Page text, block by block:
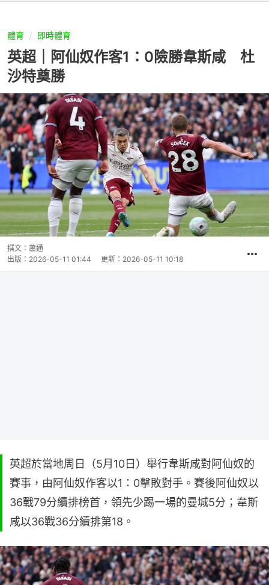
體育 即時體育
英超｜阿仙奴作客1：0險勝韋斯咸 杜
沙特奠勝
撰文： 蕭通
出版： 2026-05-11 01:44 更新： 2026-05-11 10:18
英超於當地周日（5月10日）舉行韋斯咸對阿仙奴的
賽事，由阿仙奴作客以1：0擊敗對手。賽後阿仙奴以
36戰79分續排榜首，領先少踢一場的曼城5分；韋斯
咸以36戰36分續排第18。